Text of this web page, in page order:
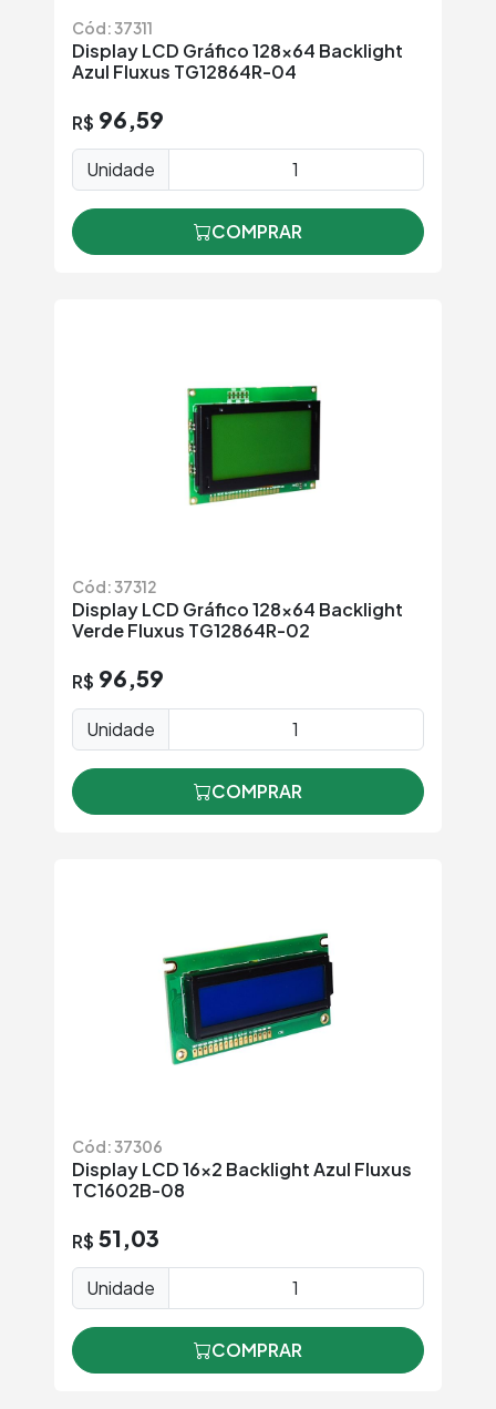
Cód: 37311
Display LCD Gráfico 128x64 Backlight
Azul Fluxus TG12864R-04
R$ 96,59
Unidade
COMPRAR
Cód: 37312
Display LCD Gráfico 128x64 Backlight
Verde Fluxus TG12864R-02
R$ 96,59
Unidade
COMPRAR
Cód: 37306
Display LCD 16x2 Backlight Azul Fluxus
TC1602B-08
R$ 51,03
Unidade
COMPRAR